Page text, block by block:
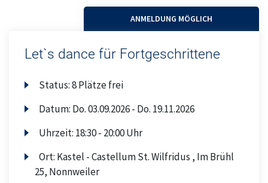
ANMELDUNG MÖGLICH
Let`s dance für Fortgeschrittene
Status:8 Plätze frei
Datum: Do.03.09.2026 - Do. 19.11.2026
Uhrzeit: 18:30 - 20:00 Uhr
Ort: Kastel - Castellum St. Wilfridus , Im Brühl
25, Nonnweiler